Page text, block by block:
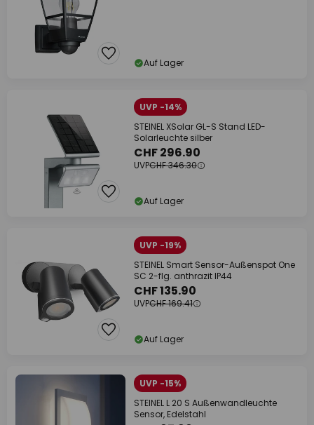
Auf Lager
UVP -14%
STEINEL XSolar GL-S Stand LED-
Solarleuchte silber
CHF 296.90
UVPCHF 346.30
Auf Lager
UVP -19%
STEINEL Smart Sensor-Außenspot One
SC 2-flg. anthrazit IP44
CHF 135.90
UVPCHF 169.41
Auf Lager
UVP -15%
STEINEL L 20 S Außenwandleuchte
Sensor, Edelstahl